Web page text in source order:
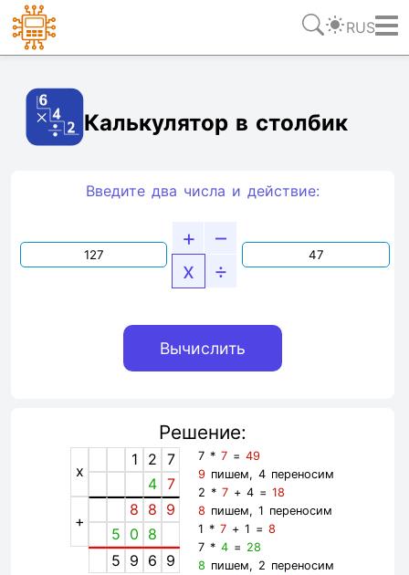
RUS
Калькулятор в столбик
Введите два числа и действие:
+
–
x
÷
Решение:
x
1 2 7
4 7
+
8 8 9
5 0 8
5 9 6 9
7 *7 =49
9 пишем, 4 переносим
2 *7 + 4 =18
8 пишем, 1 переносим
1 *7 + 1 =8
7 *4 = 28
8 пишем, 2 переносим